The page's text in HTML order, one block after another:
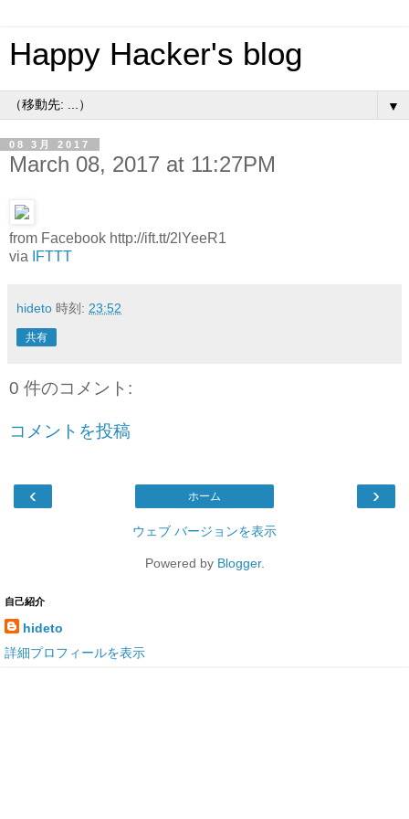
Happy Hacker's blog
▼
08 3月 2017
March 08, 2017 at 11:27PM
from Facebook http://ift.tt/2lYeeR1
via
IFTTT
hideto 時刻: 23:52
共有
0 件のコメント:
コメントを投稿
‹ ›
ホーム
ウェブ バージョンを表示
Powered by Blogger.
自己紹介
hideto
詳細プロフィールを表示